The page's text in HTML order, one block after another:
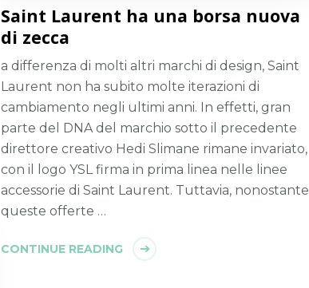
Saint Laurent ha una borsa nuova
di zecca
a differenza di molti altri marchi di design, Saint
Laurent non ha subito molte iterazioni di
cambiamento negli ultimi anni. In effetti, gran
parte del DNA del marchio sotto il precedente
direttore creativo Hedi Slimane rimane invariato,
con il logo YSL firma in prima linea nelle linee
accessorie di Saint Laurent. Tuttavia, nonostante
queste offerte …
CONTINUE READING